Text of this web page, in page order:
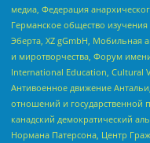
медиа, Федерация
Германское общество
Эберта, XZ gGmbH, Мобильная
и миротворчества, Форум
International Education, Cultural
Антивоенное движение
отношений и государственной
канадский демократический
Нормана Патерсона, Центр